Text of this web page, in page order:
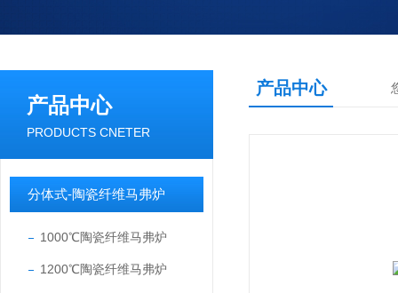
产品中心
PRODUCTS CNETER
分体式-陶瓷纤维马弗炉
1000℃陶瓷纤维马弗炉
1200℃陶瓷纤维马弗炉
产品中心